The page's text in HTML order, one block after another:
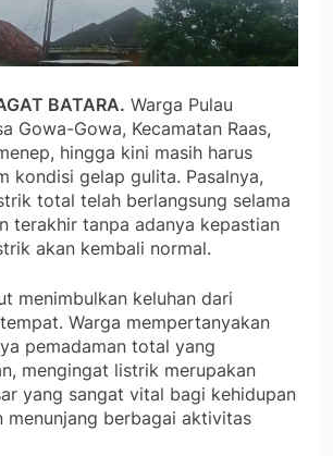
BATARA. Warga Pulau
Gowa-Gowa, Kecamatan Raas,
hingga kini masih harus
kondisi gelap gulita. Pasalnya,
total telah berlangsung selama
terakhir tanpa adanya kepastian
akan kembali normal.
menimbulkan keluhan dari
Warga mempertanyakan
pemadaman total yang
mengingat listrik merupakan
yang sangat vital bagi kehidupan
menunjang berbagai aktivitas